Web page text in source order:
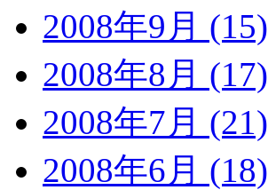
2008年9月 (15)
2008年8月 (17)
2008年7月 (21)
2008年6月 (18)